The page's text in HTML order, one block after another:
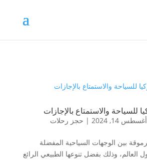
والاستمتاع بالإجازات
أغسطس 14, 2024 | حجز رحلات
بين الوجهات السياحية المفضلة
العالم، وذلك بفضل تنوعها الطبيعي الرائع